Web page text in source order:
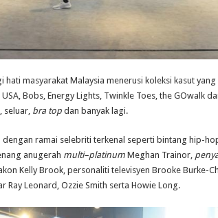
masyarakat Malaysia menerusi koleksi kasut
Bobs, Energy Lights, Twinkle Toes, the GOwalk
seluar, bra top dan banyak lagi.
ramai selebriti terkenal seperti bintang hip-
anugerah multi–platinum Meghan Trainor,
Kelly Brook, personaliti televisyen Brooke Burke-
Ray Leonard, Ozzie Smith serta Howie Long.